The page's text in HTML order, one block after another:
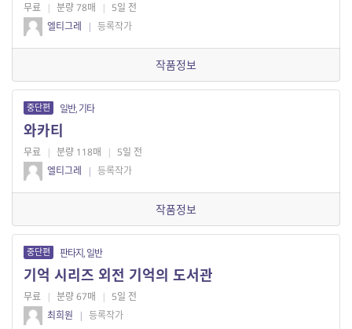
무료 | 분량 78매 | 5일 전
엘티그레
| 등록작가
작품정보
중단편 일반, 기타
와카티
무료 | 분량 118매 | 5일 전
엘티그레
| 등록작가
작품정보
중단편 판타지, 일반
기억 시리즈 외전 기억의 도서관
무료 | 분량 67매 | 5일 전
최희원
| 등록작가